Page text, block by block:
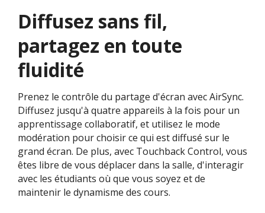
Diffusez sans fil,
partagez en toute
fluidité
Prenez le contrôle du partage d'écran avec AirSync.
Diffusez jusqu'à quatre appareils à la fois pour un
apprentissage collaboratif, et utilisez le mode
modération pour choisir ce qui est diffusé sur le
grand écran. De plus, avec Touchback Control, vous
êtes libre de vous déplacer dans la salle, d'interagir
avec les étudiants où que vous soyez et de
maintenir le dynamisme des cours.